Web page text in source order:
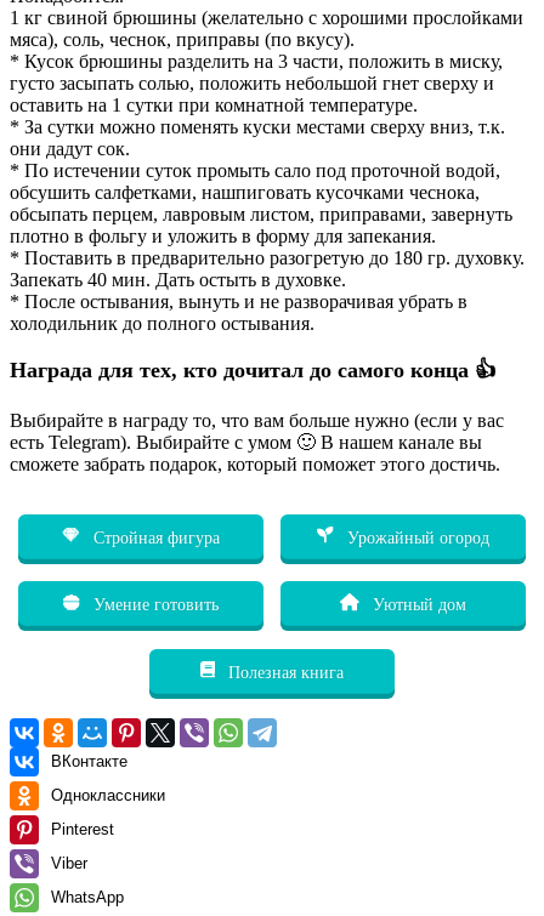
1 кг свиной брюшины (желательно с хорошими прослойками
мяса), соль, чеснок, приправы (по вкусу).
* Кусок брюшины разделить на 3 части, положить в миску,
густо засыпать солью, положить небольшой гнет сверху и
оставить на 1 сутки при комнатной температуре.
* За сутки можно поменять куски местами сверху вниз, т.к.
они дадут сок.
* По истечении суток промыть сало под проточной водой,
обсушить салфетками, нашпиговать кусочками чеснока,
обсыпать перцем, лавровым листом, приправами, завернуть
плотно в фольгу и уложить в форму для запекания.
* Поставить в предварительно разогретую до 180 гр. духовку.
Запекать 40 мин. Дать остыть в духовке.
* После остывания, вынуть и не разворачивая убрать в
холодильник до полного остывания.
Награда для тех, кто дочитал до самого конца 👍
Выбирайте в награду то, что вам больше нужно (если у вас
есть Telegram). Выбирайте с умом 🙂 В нашем канале вы
сможете забрать подарок, который поможет этого достичь.
Стройная фигура Урожайный огород
Умение готовить Уютный дом
Полезная книга
ВКонтакте
Одноклассники
Pinterest
Viber
WhatsApp